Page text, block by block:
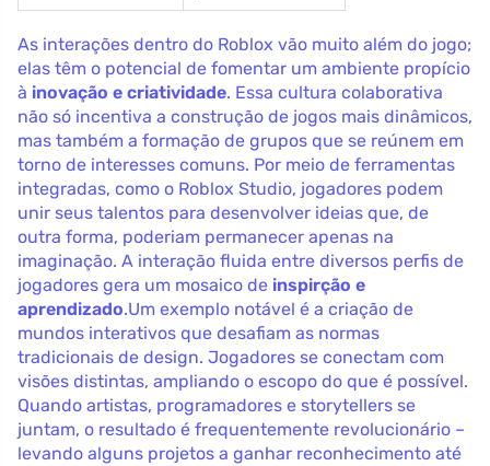
As interações dentro do Roblox vão muito além do jogo;
elas têm o potencial de fomentar um ambiente propício
à inovação e criatividade. Essa cultura colaborativa
não só incentiva a construção de jogos mais dinâmicos,
mas também a formação de grupos que se reúnem em
torno de interesses comuns. Por meio de ferramentas
integradas, como o Roblox Studio, jogadores podem
unir seus talentos para desenvolver ideias que, de
outra forma, poderiam permanecer apenas na
imaginação. A interação fluida entre diversos perfis de
jogadores gera um mosaico de inspirção e
aprendizado.Um exemplo notável é a criação de
mundos interativos que desafiam as normas
tradicionais de design. Jogadores se conectam com
visões distintas, ampliando o escopo do que é possível.
Quando artistas, programadores e storytellers se
juntam, o resultado é frequentemente revolucionário –
levando alguns projetos a ganhar reconhecimento até